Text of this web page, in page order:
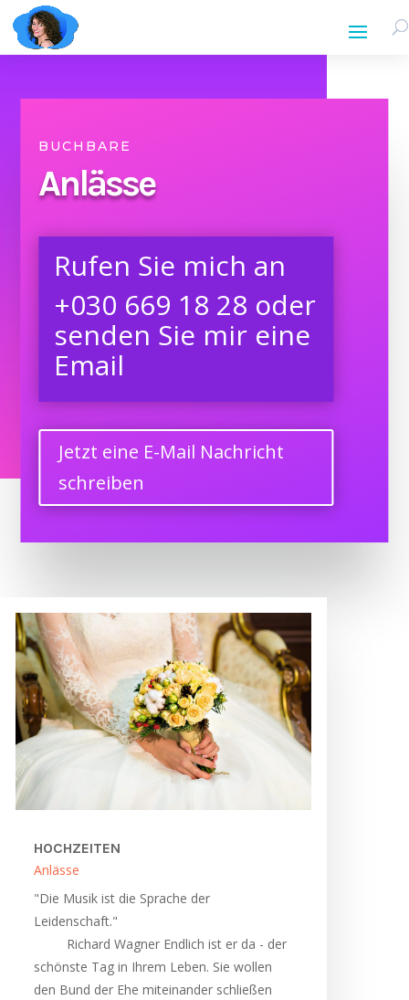
BUCHBARE
Anlässe
Rufen Sie mich an
+030 669 18 28 oder
senden Sie mir eine
Email
Jetzt eine E-Mail Nachricht
schreiben
HOCHZEITEN
Anlässe
"Die Musik ist die Sprache der
Leidenschaft."
Richard Wagner Endlich ist er da - der
schönste Tag in Ihrem Leben. Sie wollen
den Bund der Ehe miteinander schließen